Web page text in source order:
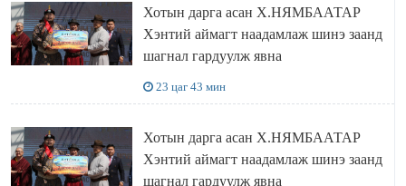
Хотын дарга асан Х.НЯМБААТАР
Хэнтий аймагт наадамлаж шинэ заанд
шагнал гардуулж явна
23 цаг 43 мин
Хотын дарга асан Х.НЯМБААТАР
Хэнтий аймагт наадамлаж шинэ заанд
шагнал гардуулж явна